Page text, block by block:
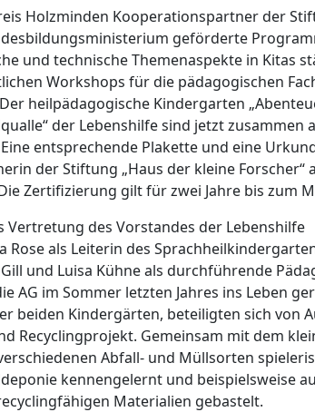
Holzminden Kooperationspartner der
geförderte
und technische Themenaspekte in Kitas
Workshops für die pädagogischen
heilpädagogische Kindergarten
der Lebenshilfe sind jetzt zusammen
entsprechende Plakette und eine
der Stiftung „Haus der kleine Forscher“
Zertifizierung gilt für zwei Jahre bis zum
Vertretung des Vorstandes der Lebenshilfe
Rose als Leiterin des
und Luisa Kühne als durchführende
AG im Sommer letzten Jahres ins Leben
beiden Kindergärten, beteiligten sich von
Recyclingprojekt. Gemeinsam mit dem
Abfall- und Müllsorten
kennengelernt und beispielsweise
Materialien gebastelt.